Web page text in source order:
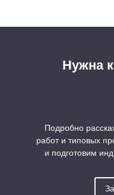
Нужна
Подробно
работ и типовых
и подготовим